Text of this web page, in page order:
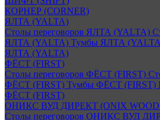
КОРНЕР (CORNER)
ЯЛТА (YALTA)
Столы переговоров ЯЛТА (YALTA)
ЯЛТА (YALTA) Тумбы ЯЛТА
ЯЛТА (YALTA)
ФЁСТ (FIRST)
Столы переговоров ФЁСТ (FIRST)
ФЁСТ (FIRST) Тумбы ФЁСТ (FIRST)
ФЁСТ (FIRST)
ОНИКС ВУД ДИРЕКТ (ONIX WOOD
Столы переговоров ОНИКС ВУД